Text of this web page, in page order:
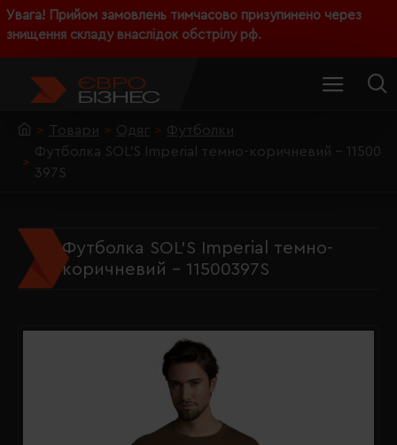
Увага! Прийом замовлень тимчасово призупинено через
знищення складу внаслідок обстрілу рф.
Товари Одяг
Футболки
Футболка SOL'S Imperial темно-коричневий - 11500
397S
Футболка SOL'S Imperial темно-
коричневий - 11500397S